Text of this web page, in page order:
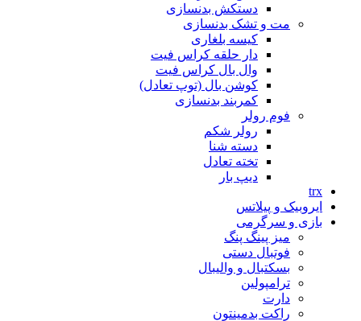
دستکش بدنسازی
مت و تشک بدنسازی
کیسه بلغاری
دار حلقه کراس فیت
وال بال کراس فیت
کوشن بال (توپ تعادل)
کمربند بدنسازی
فوم رولر
رولر شکم
دسته شنا
تخته تعادل
دیپ بار
trx
ایروبیک و پیلاتس
بازی و سرگرمی
میز پینگ پنگ
فوتبال دستی
بسکتبال و والیبال
ترامپولین
دارت
راکت بدمینتون